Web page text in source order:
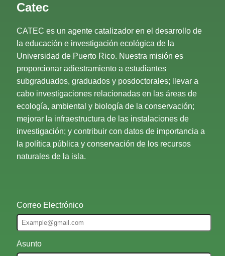
Catec
CATEC es un agente catalizador en el desarrollo de
la educación e investigación ecológica de la
Universidad de Puerto Rico. Nuestra misión es
proporcionar adiestramiento a estudiantes
subgraduados, graduados y posdoctorales; llevar a
cabo investigaciones relacionadas en las áreas de
ecología, ambiental y biología de la conservación;
mejorar la infraestructura de las instalaciones de
investigación; y contribuir con datos de importancia a
la política pública y conservación de los recursos
naturales de la isla.
Correo Electrónico
Asunto